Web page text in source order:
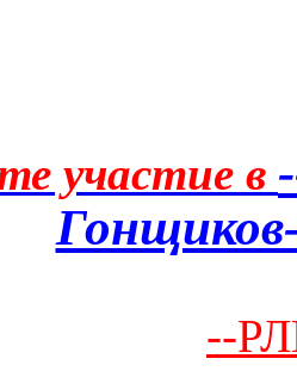
участие в
--